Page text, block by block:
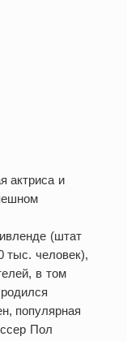
актриса и
(штат
тыс. человек),
в том
популярная
Пол